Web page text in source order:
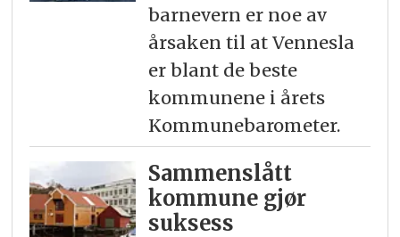
barnevern er noe av
årsaken til at Vennesla
er blant de beste
kommunene i årets
Kommunebarometer.
Sammenslått
kommune gjør
suksess